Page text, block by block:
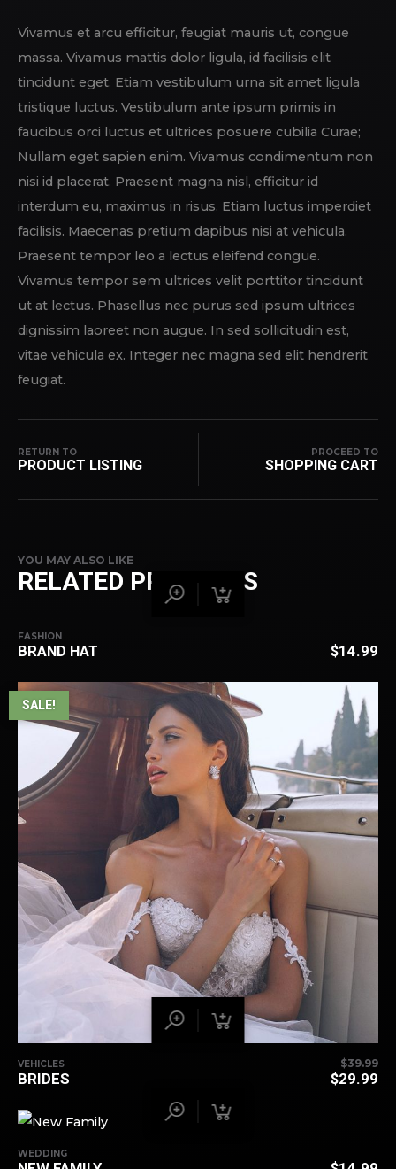
Vivamus et arcu efficitur, feugiat mauris ut, congue
massa. Vivamus mattis dolor ligula, id facilisis elit
tincidunt eget. Etiam vestibulum urna sit amet ligula
tristique luctus. Vestibulum ante ipsum primis in
faucibus orci luctus et ultrices posuere cubilia Curae;
Nullam eget sapien enim. Vivamus condimentum non
nisi id placerat. Praesent magna nisl, efficitur id
interdum eu, maximus in risus. Etiam luctus imperdiet
facilisis. Maecenas pretium dapibus nisi at vehicula.
Praesent tempor leo a lectus eleifend congue.
Vivamus tempor sem ultrices velit porttitor tincidunt
ut at lectus. Phasellus nec purus sed ipsum ultrices
dignissim laoreet non augue. In sed sollicitudin est,
vitae vehicula ex. Integer nec magna sed elit hendrerit
feugiat.
RETURN TO
PRODUCT LISTING
PROCEED TO
SHOPPING CART
YOU MAY ALSO LIKE
RELATED PRODUCTS
FASHION
BRAND HAT $14.99
SALE!
VEHICLES
BRIDES
$39.99
$29.99
WEDDING